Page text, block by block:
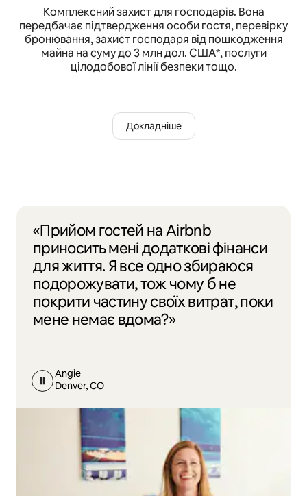
Комплексний захист для господарів. Вона
передбачає підтвердження особи гостя, перевірку
бронювання, захист господаря від пошкодження
майна на суму до 3 млн дол. США*, послуги
цілодобової лінії безпеки тощо.
Докладніше
«Прийом гостей на Airbnb
приносить мені додаткові фінанси
для життя. Я все одно збираюся
подорожувати, тож чому б не
покрити частину своїх витрат, поки
мене немає вдома?»
Angie
Denver, CO